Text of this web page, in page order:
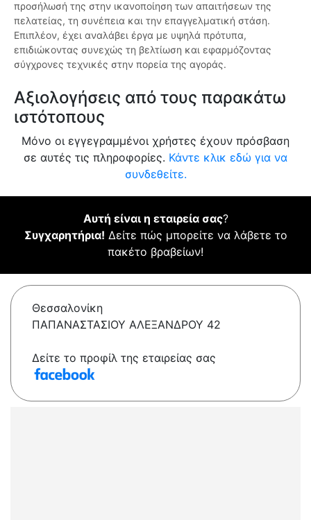
προσήλωσή της στην ικανοποίηση των απαιτήσεων της
πελατείας, τη συνέπεια και την επαγγελματική στάση.
Επιπλέον, έχει αναλάβει έργα με υψηλά πρότυπα,
επιδιώκοντας συνεχώς τη βελτίωση και εφαρμόζοντας
σύγχρονες τεχνικές στην πορεία της αγοράς.
Αξιολογήσεις από τους παρακάτω
ιστότοπους
Μόνο οι εγγεγραμμένοι χρήστες έχουν πρόσβαση
σε αυτές τις πληροφορίες. Κάντε κλικ εδώ για να
συνδεθείτε.
Αυτή είναι η εταιρεία σας?
Συγχαρητήρια! Δείτε πώς μπορείτε να λάβετε το
πακέτο βραβείων!
Θεσσαλονίκη
ΠΑΠΑΝΑΣΤΑΣΙΟΥ ΑΛΕΞΑΝΔΡΟΥ 42
Δείτε το προφίλ της εταιρείας σας